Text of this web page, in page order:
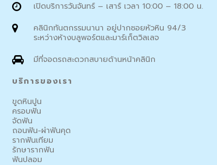
เปิดบริการวันจันทร์ – เสาร์ เวลา 10:00 – 18:00 น.
คลินิกทันตกรรมนานา อยู่ปากซอยหัวหิน 94/3
ระหว่างห้างบลูพอร์ตและมาร์เก็ตวิลเลจ
มีที่จอดรถสะดวกสบายด้านหน้าคลินิก
บริการของเรา
ขูดหินปูน
ครอบฟัน
จัดฟัน
ถอนฟัน-ผ่าฟันคุด
รากฟันเทียม
รักษารากฟัน
ฟันปลอม